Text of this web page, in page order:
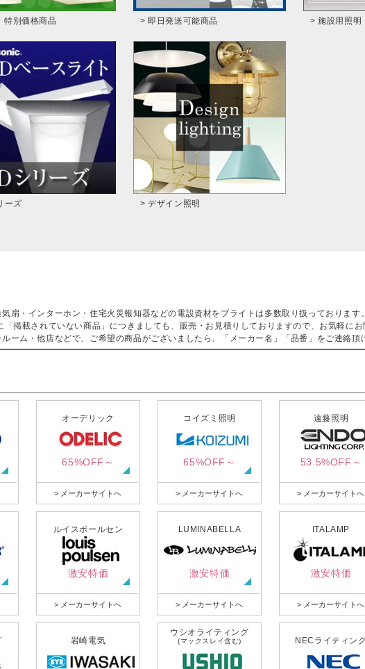
特別価格商品 > 即日発送可能商品 > 施設用照明
ーズ > デザイン照明
扇・インターホン・住宅火災報知器などの電設資材をブライトは多数取り扱っております。
「掲載されていない商品」につきましても、販売・お見積りしておりますので、お気軽に
ーム・他店などで、ご希望の商品がございましたら、「メーカー名」「品番」をご連絡頂
オーデリック
65%OFF～
> メーカーサイトへ
コイズミ照明
65%OFF～
> メーカーサイトへ
遠藤照明
53.5%OFF～
> メーカーサイトへ
ルイスポールセン
激安特価
> メーカーサイトへ
LUMINABELLA
激安特価
> メーカーサイトへ
ITALAMP
激安特価
> メーカーサイトへ
岩崎電気
ウシオライティング
(マックスレイ含む) NECライティン